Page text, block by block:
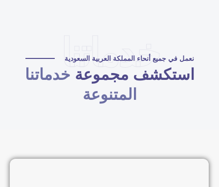
خدماتنا
نعمل في جميع أنحاء المملكة العربية السعودية
استكشف مجموعةخدماتنا
المتنوعة